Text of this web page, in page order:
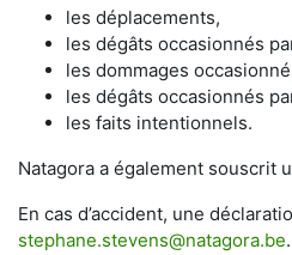
les déplacements,
les dégâts occasionnés
les dommages
les dégâts occasionnés
les faits intentionnels.
Natagora a également souscrit
En cas d’accident, une
stephane.stevens@natagora.be.